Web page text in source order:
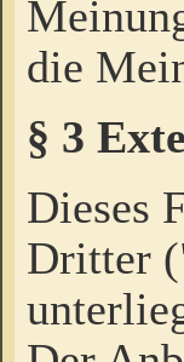
die
§ 3
Dieses
Dritter